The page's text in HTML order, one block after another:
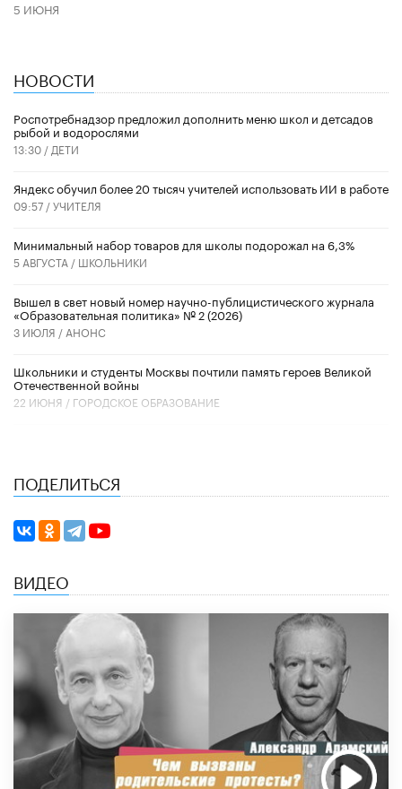
5 ИЮНЯ
НОВОСТИ
Роспотребнадзор предложил дополнить меню школ и детсадов
рыбой и водорослями
13:30 / ДЕТИ
​Яндекс обучил более 20 тысяч учителей использовать ИИ в работе
09:57 /УЧИТЕЛЯ
Минимальный набор товаров для школы подорожал на 6,3%
5 АВГУСТА / ШКОЛЬНИКИ
Вышел в свет новый номер научно-публицистического журнала
«Образовательная политика» № 2 (2026)
3 ИЮЛЯ / АНОНС
Школьники и студенты Москвы почтили память героев Великой
Отечественной войны
22 ИЮНЯ / ГОРОДСКОЕ ОБРАЗОВАНИЕ
ПОДЕЛИТЬСЯ
ВИДЕО